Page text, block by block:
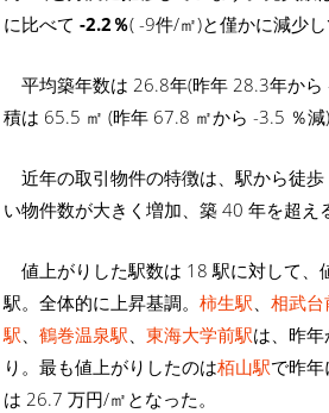
に比べて -2.2％( -9件/㎡)と僅かに減少し
平均築年数は 26.8年(昨年 28.3年か
積は 65.5 ㎡ (昨年 67.8 ㎡から -3.5 ％減)
近年の取引物件の特徴は、駅から徒
い物件数が大きく増加、築 40 年を超え
値上がりした駅数は 18 駅に対して、
駅。全体的に上昇基調。 柿生駅、 相武台
駅、 鶴巻温泉駅、 東海大学前駅は、昨
り。最も値上がりしたのは栢山駅で昨
は 26.7 万円/㎡となった。